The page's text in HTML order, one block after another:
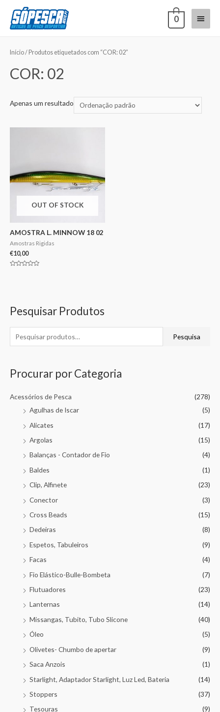
0
Pesquisar Produtos
Pesquisa
Procurar por Categoria
Acessórios de Pesca
(278)
Agulhas de Iscar
(5)
Alicates
(17)
Argolas
(15)
Balanças - Contador de Fio
(4)
Baldes
(1)
Clip, Alfinete
(23)
Conector
(3)
Cross Beads
(15)
Dedeiras
(8)
Espetos, Tabuleiros
(9)
Facas
(4)
Fio Elástico-Bulle-Bombeta
(7)
Flutuadores
(23)
Lanternas
(14)
Missangas, Tubito, Tubo Slicone
(40)
Óleo
(5)
Olivetes- Chumbo de apertar
(9)
Saca Anzois
(1)
Starlight, Adaptador Starlight, Luz Led, Bateria
(14)
Stoppers
(37)
Tesouras
(9)
Início/ Produtos etiquetados com “COR: 02”
COR: 02
Apenas um resultado
OUT OF STOCK
AMOSTRA L. MINNOW 18 02
Amostras Rigidas
€10,00